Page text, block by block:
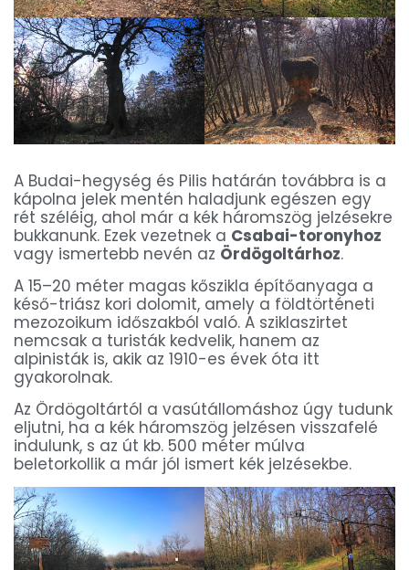
A Budai-hegység és Pilis határán továbbra is a
kápolna jelek mentén haladjunk egészen egy
rét széléig, ahol már a kék háromszög jelzésekre
bukkanunk. Ezek vezetnek a Csabai-toronyhoz
vagy ismertebb nevén az Ördögoltárhoz.
A 15–20 méter magas kőszikla építőanyaga a
késő-triász kori dolomit, amely a földtörténeti
mezozoikum időszakból való. A sziklaszirtet
nemcsak a turisták kedvelik, hanem az
alpinisták is, akik az 1910-es évek óta itt
gyakorolnak.
Az Ördögoltártól a vasútállomáshoz úgy tudunk
eljutni, ha a kék háromszög jelzésen visszafelé
indulunk, s az út kb. 500 méter múlva
beletorkollik a már jól ismert kék jelzésekbe.